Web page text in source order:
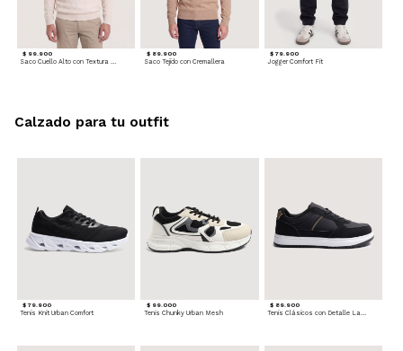
$ 99.900
Saco Cuello Alto con Textura Trenzada
$ 89.900
Saco Tejido con Cremallera
$ 79.900
Jogger Comfort Fit
$ 79.900
Tenis Knit Urban Comfort
$ 99.000
Tenis Chunky Urban Mesh
$ 89.900
Tenis Clásicos con Detalle Lateral
Calzado para tu outfit